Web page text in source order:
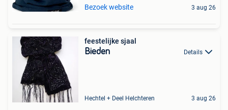
Bezoek website 3 aug 26
feestelijke sjaal
Bieden Details
Hechtel + Deel Helchteren 3 aug 26